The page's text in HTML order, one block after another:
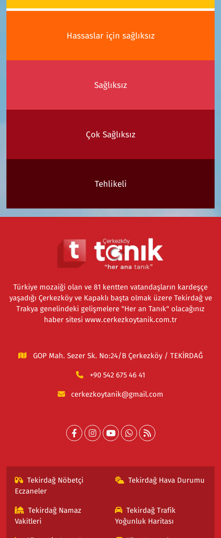
Hassaslar için sağlıksız
Sağlıksız
Çok Sağlıksız
Tehlikeli
Türkiye mozaiği olan ve 81 kentten vatandaşların kardeşçe
yaşadığı Çerkezköy ve Kapaklı başta olmak üzere Tekirdağ ve
Trakya genelindeki gelişmelere "Her an Tanık" olacağınız
haber sitesi www.cerkezkoytanik.com.tr
GOP Mah. Sezer Sk. No:24/B Çerkezköy / TEKİRDAĞ
+90 542 675 46 41
cerkezkoytanik@gmail.com
Tekirdağ Nöbetçi
Eczaneler
Tekirdağ Hava Durumu
Tekirdağ Namaz
Vakitleri
Tekirdağ Trafik
Yoğunluk Haritası